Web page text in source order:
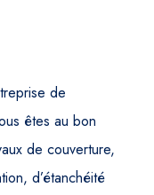
de
êtes au bon
de couverture,
d’étanchéité